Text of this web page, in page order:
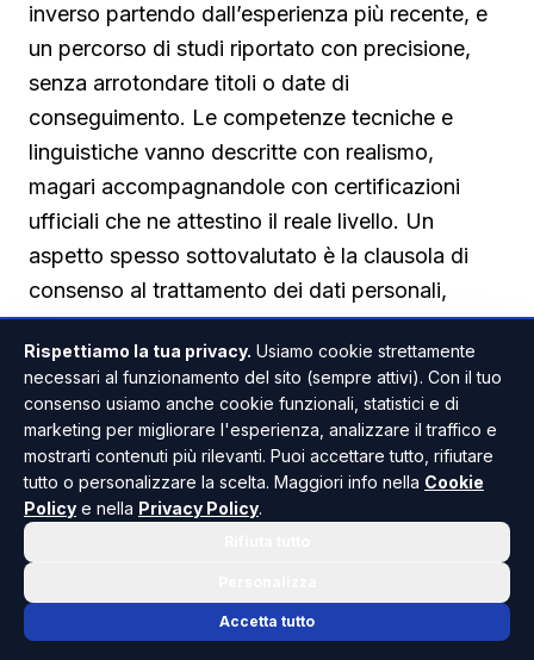
inverso partendo dall’esperienza più recente, e
un percorso di studi riportato con precisione,
senza arrotondare titoli o date di
conseguimento. Le competenze tecniche e
linguistiche vanno descritte con realismo,
magari accompagnandole con certificazioni
ufficiali che ne attestino il reale livello. Un
aspetto spesso sottovalutato è la clausola di
consenso al trattamento dei dati personali,
richiamando il GDPR e la normativa nazionale
sulla privacy, indispensabile perché l’azienda
possa conservare legalmente la candidatura. In
definitiva, costruire un profilo professionale
credibile non è solo una questione di etica, ma
una tutela concreta per il proprio futuro
Rispettiamo la tua privacy. Usiamo cookie strettamente
necessari al funzionamento del sito (sempre attivi). Con il tuo
consenso usiamo anche cookie funzionali, statistici e di
marketing per migliorare l'esperienza, analizzare il traffico e
mostrarti contenuti più rilevanti. Puoi accettare tutto, rifiutare
tutto o personalizzare la scelta. Maggiori info nella Cookie
Policy e nella Privacy Policy.
Accetta tutto